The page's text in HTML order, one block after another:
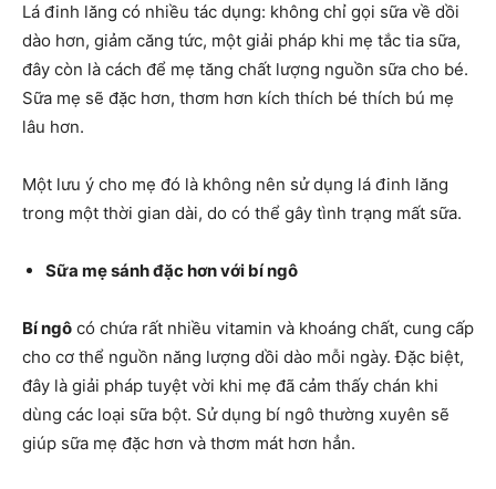
Lá đinh lăng có nhiều tác dụng: không chỉ gọi sữa về dồi
dào hơn, giảm căng tức, một giải pháp khi mẹ tắc tia sữa,
đây còn là cách để mẹ tăng chất lượng nguồn sữa cho bé.
Sữa mẹ sẽ đặc hơn, thơm hơn kích thích bé thích bú mẹ
lâu hơn.
Một lưu ý cho mẹ đó là không nên sử dụng lá đinh lăng
trong một thời gian dài, do có thể gây tình trạng mất sữa.
Sữa mẹ sánh đặc hơn với bí ngô
Bí ngô có chứa rất nhiều vitamin và khoáng chất, cung cấp
cho cơ thể nguồn năng lượng dồi dào mỗi ngày. Đặc biệt,
đây là giải pháp tuyệt vời khi mẹ đã cảm thấy chán khi
dùng các loại sữa bột. Sử dụng bí ngô thường xuyên sẽ
giúp sữa mẹ đặc hơn và thơm mát hơn hẳn.